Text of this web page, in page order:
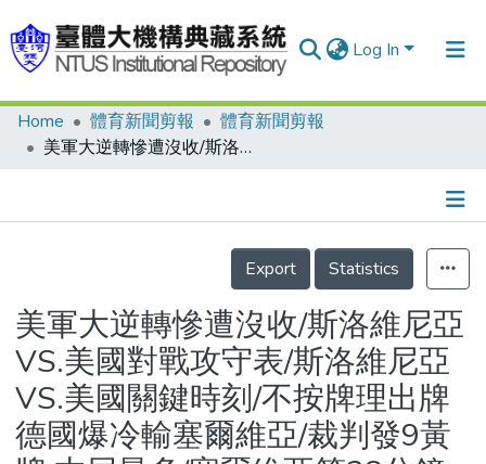
Log In
Communities & Collections
Statistics
Home 體育新聞剪報
體育新聞剪報
美軍大逆轉慘遭沒收/斯洛維尼亞VS.美國對戰攻守表/斯洛維尼亞VS.美國關鍵時刻/不按牌理出牌 德國爆冷輸塞爾維亞/裁判發9黃牌 本屆最多/塞爾維亞第38分鐘進球圖/德國VS.塞爾維亞對戰攻守表/世界杯個人進球榜/次役不「德」意 歷史魔咒/許志祥解盤 紅牌少大將 德國反應不及
Details
Export
Statistics
美軍大逆轉慘遭沒收/斯洛維尼亞
VS.美國對戰攻守表/斯洛維尼亞
VS.美國關鍵時刻/不按牌理出牌
德國爆冷輸塞爾維亞/裁判發9黃